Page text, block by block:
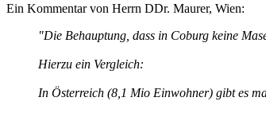
Ein Kommentar von Herrn DDr. Maurer, Wien:
"Die Behauptung, dass in Coburg keine
Hierzu ein Vergleich:
In Österreich (8,1 Mio Einwohner) gibt es